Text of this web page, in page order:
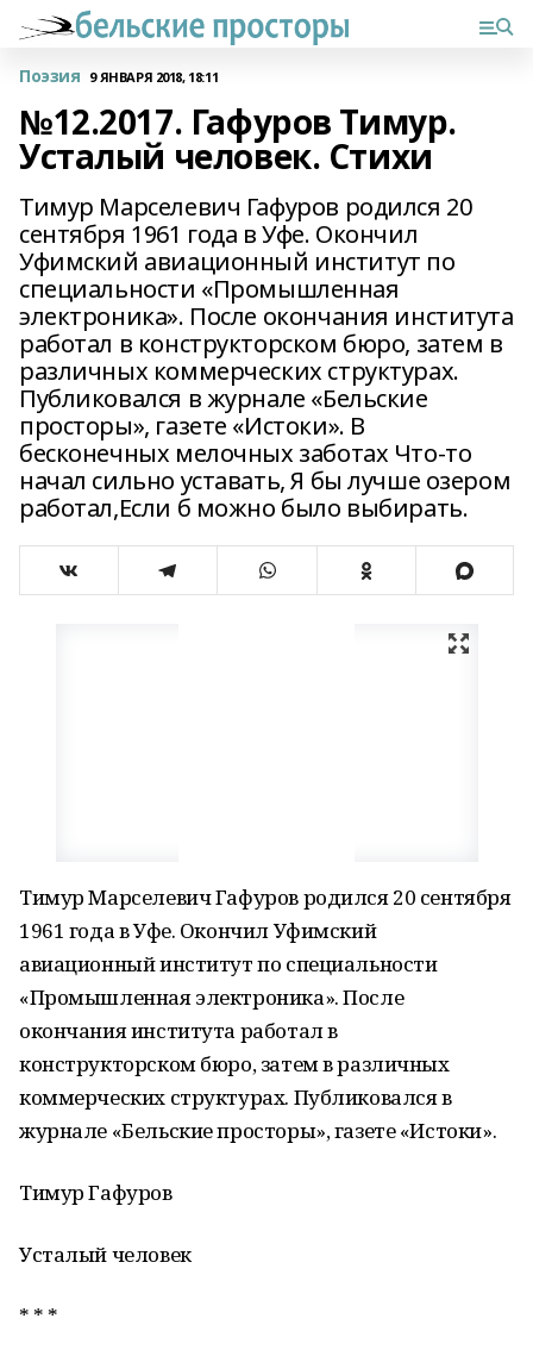
Поэзия 9 ЯНВАРЯ 2018, 18:11
№12.2017. Гафуров Тимур.
Усталый человек. Стихи
Тимур Марселевич Гафуров родился 20
сентября 1961 года в Уфе. Окончил
Уфимский авиационный институт по
специальности «Промышленная
электроника». После окончания института
работал в конструкторском бюро, затем в
различных коммерческих структурах.
Публиковался в журнале «Бельские
просторы», газете «Истоки». В
бесконечных мелочных заботах Что-то
начал сильно уставать, Я бы лучше озером
работал,Если б можно было выбирать.
Тимур Марселевич Гафуров родился 20 сентября
1961 года в Уфе. Окончил Уфимский
авиационный институт по специальности
«Промышленная электроника». После
окончания института работал в
конструкторском бюро, затем в различных
коммерческих структурах. Публиковался в
журнале «Бельские просторы», газете «Истоки».
Тимур Гафуров
Усталый человек
* * *